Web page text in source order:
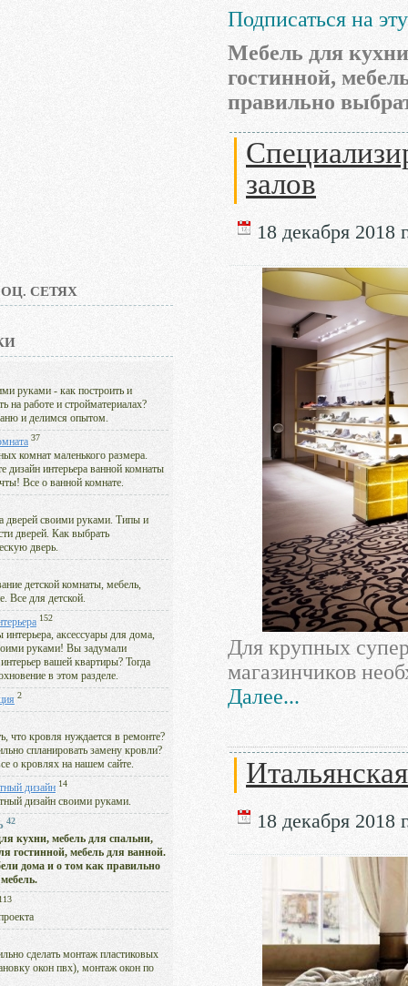
СЕТЯХ
руками - как построить и
на работе и стройматериалах?
и делимся опытом.
37
комнат маленького размера.
дизайн интерьера ванной комнаты
Все о ванной комнате.
дверей своими руками. Типы и
дверей. Как выбрать
дверь.
детской комнаты, мебель,
Все для детской.
152
аксессуары для дома,
руками! Вы задумали
вашей квартиры? Тогда
в этом разделе.
2
что кровля нуждается в ремонте?
спланировать замену кровли?
о кровлях на нашем сайте.
дизайн 14
дизайн своими руками.
42
кухни, мебель для спальни,
гостинной, мебель для ванной.
дома и о том как правильно
сделать монтаж пластиковых
окон пвх), монтаж окон по
Подписаться на
Мебель для
гостинной,
правильно
залов
18 декабря 2018
Для крупных
магазинчиков
Далее...
18 декабря 2018